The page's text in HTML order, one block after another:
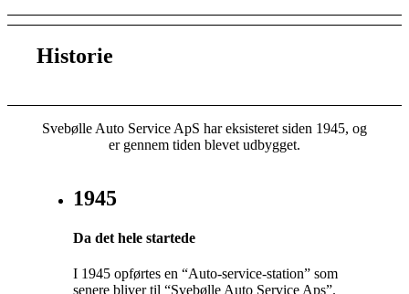
Historie
Svebølle Auto Service ApS har eksisteret siden 1945, og
er gennem tiden blevet udbygget.
1945
Da det hele startede
I 1945 opførtes en “Auto-service-station” som
senere bliver til “Svebølle Auto Service Aps”.